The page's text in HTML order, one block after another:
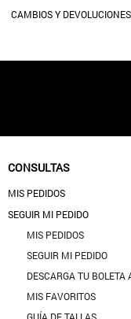
CAMBIOS Y DEVOLUCIONES
CONSULTAS
MIS PEDIDOS
SEGUIR MI PEDIDO
MIS PEDIDOS
SEGUIR MI PEDIDO
DESCARGA TU BOLETA
MIS FAVORITOS